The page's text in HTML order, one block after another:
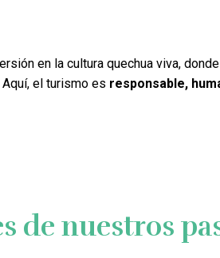
en la cultura quechua viva,
el turismo es responsable,
de nuestros